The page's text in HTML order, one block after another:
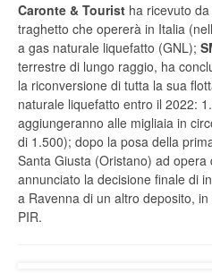
Caronte & Tourist ha ricevuto
traghetto che opererà in Italia
a gas naturale liquefatto (GNL);
terrestre di lungo raggio, ha
la riconversione di tutta la sua
naturale liquefatto entro il 2022:
aggiungeranno alle migliaia in
di 1.500); dopo la posa della
Santa Giusta (Oristano) ad opera
annunciato la decisione finale di
a Ravenna di un altro deposito,
PIR.